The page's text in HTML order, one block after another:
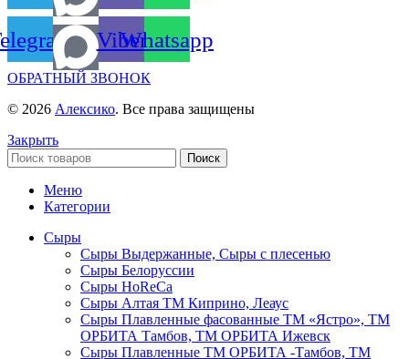
ViberWhatsapp
ОБРАТНЫЙ ЗВОНОК
© 2026 Алексико. Все права защищены
Закрыть
Поиск
Меню
Категории
Сыры
Сыры Выдержанные, Сыры с плесенью
Сыры Белоруссии
Сыры HoReСa
Сыры Алтая ТМ Киприно, Леаус
Сыры Плавленные фасованные ТМ «Ястро», ТМ
ОРБИТА Тамбов, ТМ ОРБИТА Ижевск
Сыры Плавленные ТМ ОРБИТА -Тамбов, ТМ